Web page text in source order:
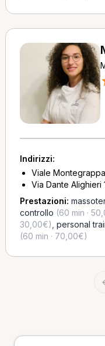
Indirizzi:
Viale
Via Dante
Prestazioni:
controllo (60 min ·
30,00€) personal
(60 min · 70,00€)